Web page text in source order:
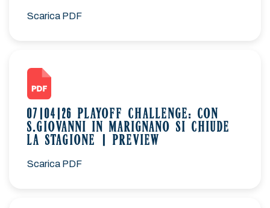
Scarica PDF
07|04|26 PLAYOFF CHALLENGE: CON
S.GIOVANNI IN MARIGNANO SI CHIUDE
LA STAGIONE | PREVIEW
Scarica PDF